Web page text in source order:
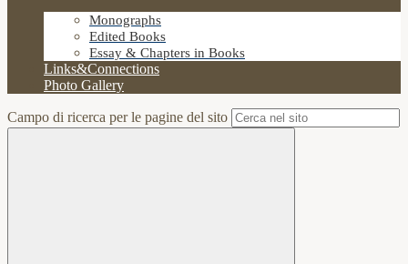
Monographs
Edited Books
Essay & Chapters in Books
Links&Connections
Photo Gallery
Campo di ricerca per le pagine del sito